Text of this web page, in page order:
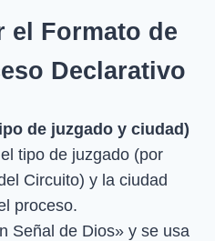
el Formato de
Declarativo
de juzgado y ciudad)
tipo de juzgado (por
Circuito) y la ciudad
proceso.
Señal de Dios» y se usa